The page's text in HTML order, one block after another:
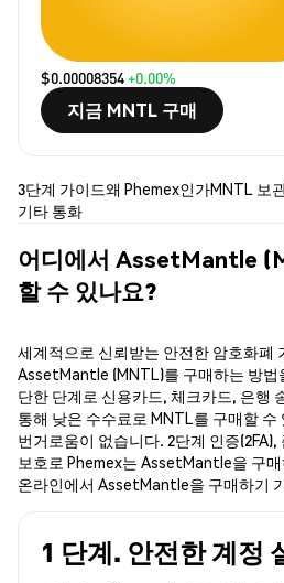
$0.00008354+0.00%
지금 MNTL 구매
3단계 가이드왜 Phemex인가MNTL 보
기타 통화
어디에서 AssetMantle
할 수 있나요?
세계적으로 신뢰받는 안전한 암호화폐
AssetMantle (MNTL)를 구매하는 방법
단한 단계로 신용카드, 체크카드, 은행
통해 낮은 수수료로 MNTL를 구매할
번거로움이 없습니다. 2단계 인증
보호로 Phemex는 AssetMantle을 구
온라인에서 AssetMantle을 구매하기
1 단계. 안전한 계정